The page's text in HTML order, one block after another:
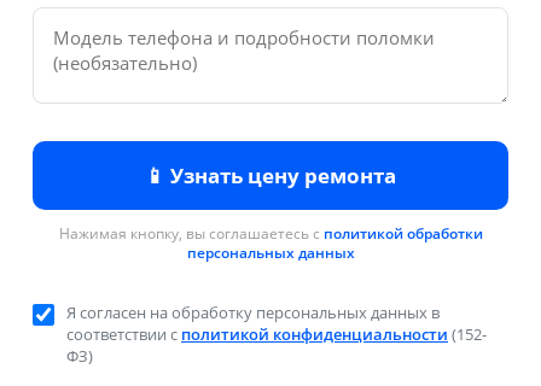
📱 Узнать цену ремонта
Нажимая кнопку, вы соглашаетесь с политикой обработки
персональных данных
Я согласен на обработку персональных данных в
соответствии с политикой конфиденциальности (152-
ФЗ)